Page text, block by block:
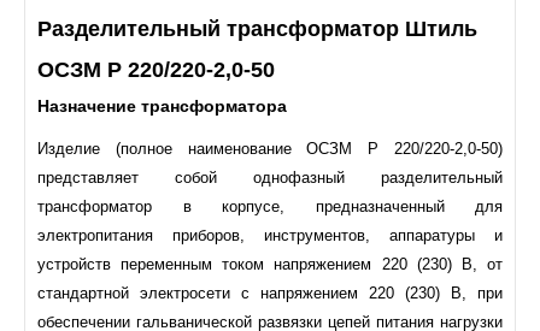
Разделительный трансформатор Штиль
ОСЗМ Р 220/220-2,0-50
Назначение трансформатора
Изделие (полное наименование ОСЗМ Р 220/220-2,0-50)
представляет собой однофазный разделительный
трансформатор в корпусе, предназначенный для
электропитания приборов, инструментов, аппаратуры и
устройств переменным током напряжением 220 (230) В, от
стандартной электросети с напряжением 220 (230) В, при
обеспечении гальванической развязки цепей питания нагрузки